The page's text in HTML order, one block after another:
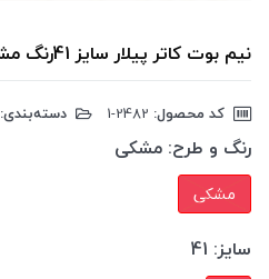
نیم بوت کاتر پیلار سایز 41رنگ مشکی کدCAT-N1
کد محصول: دسته‌بندی:
رنگ و طرح: مشکی
مشکی
سایز: 41